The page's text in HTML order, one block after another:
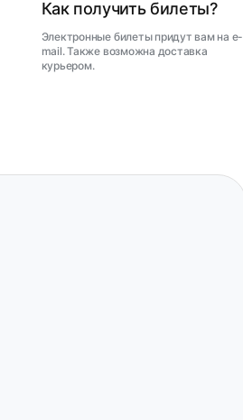
Как получить билеты?
Электронные билеты придут вам на e-
mail. Также возможна доставка
курьером.